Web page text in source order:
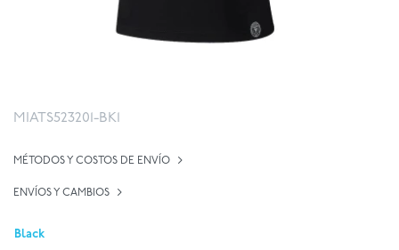
MIATS523201-BK1
MÉTODOS Y COSTOS DE ENVÍO
ENVÍOS Y CAMBIOS
Black